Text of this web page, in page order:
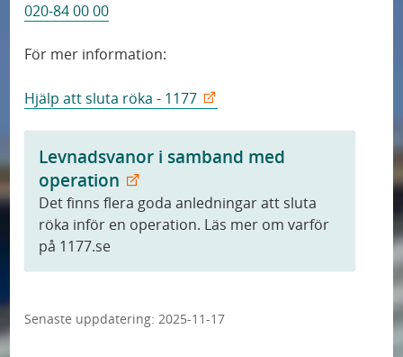
020-84 00 00
För mer information:
Hjälp att sluta röka - 1177
Levnadsvanor i samband med
operation
Det finns flera goda anledningar att sluta
röka inför en operation. Läs mer om varför
på 1177.se
Senaste uppdatering: 2025-11-17